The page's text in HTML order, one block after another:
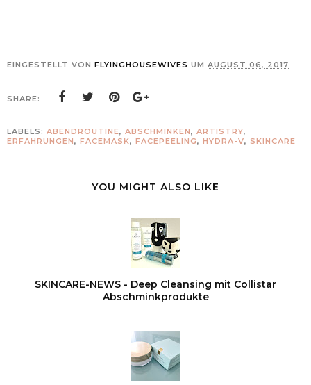
EINGESTELLT VON FLYINGHOUSEWIVES UM AUGUST 06, 2017
SHARE:
LABELS: ABENDROUTINE, ABSCHMINKEN, ARTISTRY,
ERFAHRUNGEN, FACEMASK, FACEPEELING, HYDRA-V, SKINCARE
YOU MIGHT ALSO LIKE
SKINCARE-NEWS - Deep Cleansing mit Collistar
Abschminkprodukte